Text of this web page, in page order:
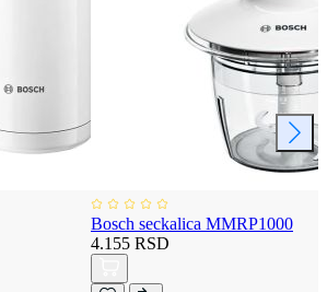
Bosch seckalica MMRP1000
4.155 RSD